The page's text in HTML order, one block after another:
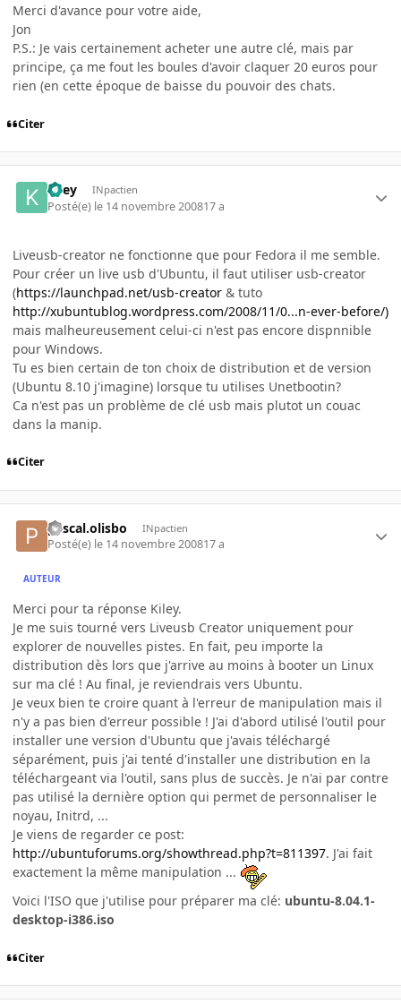
Merci d'avance pour votre aide,
Jon
P.S.: Je vais certainement acheter une autre clé, mais par
principe, ça me fout les boules d'avoir claquer 20 euros pour
rien (en cette époque de baisse du pouvoir des chats.
Citer
Kiley INpactien
Posté(e) le 14 novembre 200817 a
Liveusb-creator ne fonctionne que pour Fedora il me semble.
Pour créer un live usb d'Ubuntu, il faut utiliser usb-creator
(https://launchpad.net/usb-creator & tuto
http://xubuntublog.wordpress.com/2008/11/0...n-ever-before/)
mais malheureusement celui-ci n'est pas encore dispnnible
pour Windows.
Tu es bien certain de ton choix de distribution et de version
(Ubuntu 8.10 j'imagine) lorsque tu utilises Unetbootin?
Ca n'est pas un problème de clé usb mais plutot un couac
dans la manip.
Citer
pascal.olisbo INpactien
Posté(e) le 14 novembre 200817 a
AUTEUR
Merci pour ta réponse Kiley.
Je me suis tourné vers Liveusb Creator uniquement pour
explorer de nouvelles pistes. En fait, peu importe la
distribution dès lors que j'arrive au moins à booter un Linux
sur ma clé ! Au final, je reviendrais vers Ubuntu.
Je veux bien te croire quant à l'erreur de manipulation mais il
n'y a pas bien d'erreur possible ! J'ai d'abord utilisé l'outil pour
installer une version d'Ubuntu que j'avais téléchargé
séparément, puis j'ai tenté d'installer une distribution en la
téléchargeant via l'outil, sans plus de succès. Je n'ai par contre
pas utilisé la dernière option qui permet de personnaliser le
noyau, Initrd, ...
Je viens de regarder ce post:
http://ubuntuforums.org/showthread.php?t=811397. J'ai fait
exactement la même manipulation ...
Voici l'ISO que j'utilise pour préparer ma clé: ubuntu-8.04.1-
desktop-i386.iso
Citer